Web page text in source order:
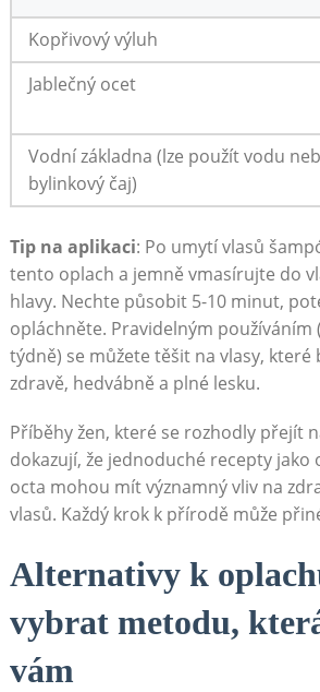
Kopřivový výluh
Jablečný⁤ ocet
Vodní ⁢základna (lze použít ‍vodu
bylinkový čaj)
Tip na aplikaci: Po umytí vlasů
tento oplach a ‍jemně vmasírujte ‌do
hlavy.‌ Nechte ​působit⁤ 5-10 minut,
opláchněte. Pravidelným používáním
týdně)​ se můžete‍ těšit na ‌vlasy,
zdravě, hedvábně a plné ⁤lesku.
Příběhy žen, ⁤které se rozhodly přejít
dokazují, že​ jednoduché recepty ​jako
octa mohou ⁢mít významný vliv na
vlasů.​ Každý krok k⁢ přírodě může
Alternativy k
⁤vybrat metodu,
vám